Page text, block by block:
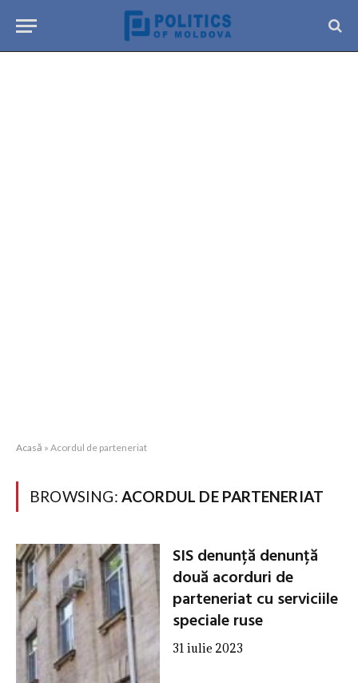
Acasă » Acordul de parteneriat
BROWSING: ACORDUL DE PARTENERIAT
SIS denunță denunță
două acorduri de
parteneriat cu serviciile
speciale ruse
31 iulie 2023